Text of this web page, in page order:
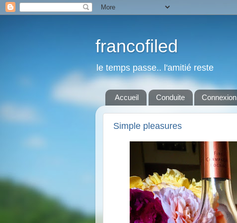
francofiled
le temps passe.. l'amitié reste
Accueil Conduite Connexion
Simple pleasures